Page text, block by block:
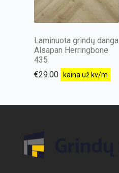
Laminuota grindų danga
Alsapan Herringbone
435
€29.00 kaina už kv/m